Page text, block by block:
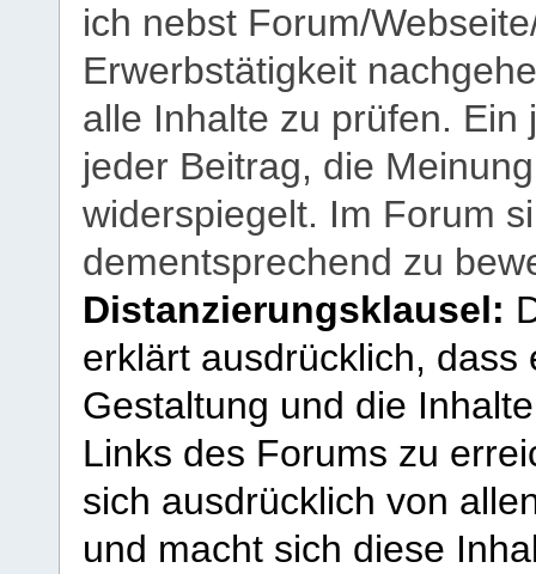
ich nebst Forum/
Erwerbstätigkeit
alle Inhalte zu prüfen.
jeder Beitrag, die
widerspiegelt. Im Forum
dementsprechend zu
Distanzierungsklausel:
erklärt ausdrücklich,
Gestaltung und die
Links des Forums zu
sich ausdrücklich von
und macht sich diese